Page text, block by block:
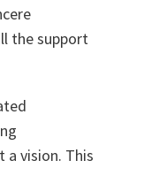
the support
a vision. This